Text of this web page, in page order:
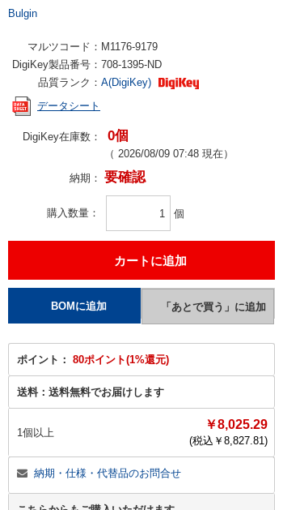
Bulgin
マルツコード： M1176-9179
DigiKey製品番号： 708-1395-ND
品質ランク： A(DigiKey)
データシート
DigiKey在庫数： 0個
（ 2026/08/09 07:48 現在）
納期： 要確認
購入数量 個
ポイント： 80ポイント(1%還元)
送料： 送料無料でお届けします
1個以上
￥8,025.29
(税込￥ 8,827.81)
納期・仕様・代替品のお問合せ